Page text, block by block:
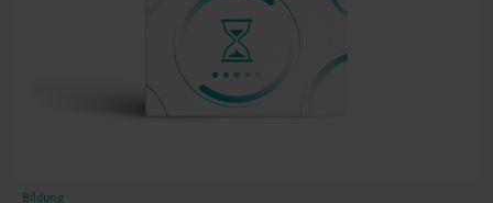
Bildung